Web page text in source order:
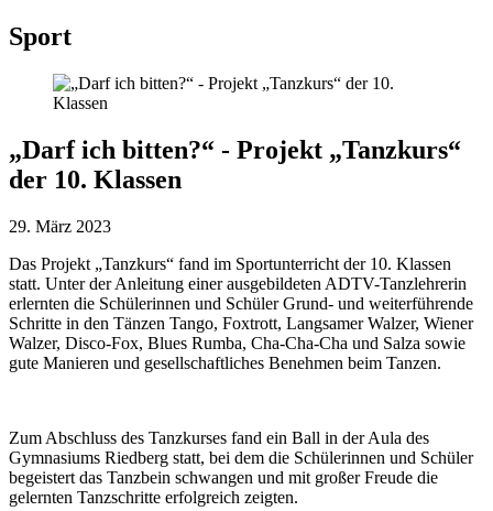
Sport
„Darf ich bitten?“ - Projekt „Tanzkurs“
der 10. Klassen
29. März 2023
Das Projekt „Tanzkurs“ fand im Sportunterricht der 10. Klassen
statt. Unter der Anleitung einer ausgebildeten ADTV-Tanzlehrerin
erlernten die Schülerinnen und Schüler Grund- und weiterführende
Schritte in den Tänzen Tango, Foxtrott, Langsamer Walzer, Wiener
Walzer, Disco-Fox, Blues Rumba, Cha-Cha-Cha und Salza sowie
gute Manieren und gesellschaftliches Benehmen beim Tanzen.
Zum Abschluss des Tanzkurses fand ein Ball in der Aula des
Gymnasiums Riedberg statt, bei dem die Schülerinnen und Schüler
begeistert das Tanzbein schwangen und mit großer Freude die
gelernten Tanzschritte erfolgreich zeigten.